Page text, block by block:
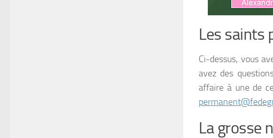
Les saints
Ci-dessus, vous
avez des
affaire à une de
La grosse